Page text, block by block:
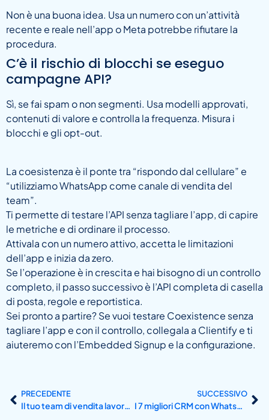
Non è una buona idea. Usa un numero con un’attività
recente e reale nell’app o Meta potrebbe rifiutare la
procedura.
C’è il rischio di blocchi se eseguo
campagne API?
Sì, se fai spam o non segmenti. Usa modelli approvati,
contenuti di valore e controlla la frequenza. Misura i
blocchi e gli opt-out.
La coesistenza è il ponte tra “rispondo dal cellulare” e
“utilizziamo WhatsApp come canale di vendita del
team”.
Ti permette di testare l’API senza tagliare l’app, di capire
le metriche e di ordinare il processo.
Attivala con un numero attivo, accetta le limitazioni
dell’app e inizia da zero.
Se l’operazione è in crescita e hai bisogno di un controllo
completo, il passo successivo è l’API completa di casella
di posta, regole e reportistica.
Sei pronto a partire? Se vuoi testare Coexistence senza
tagliare l’app e con il controllo, collegala a Clientify e ti
aiuteremo con l’Embedded Signup e la configurazione.
PRECEDENTE
Il tuo team di vendita lavora ancora con Excel? Alternative reali per modernizzare la tua gestione
SUCCESSIVO
I 7 migliori CRM con WhatsApp per vendere di più